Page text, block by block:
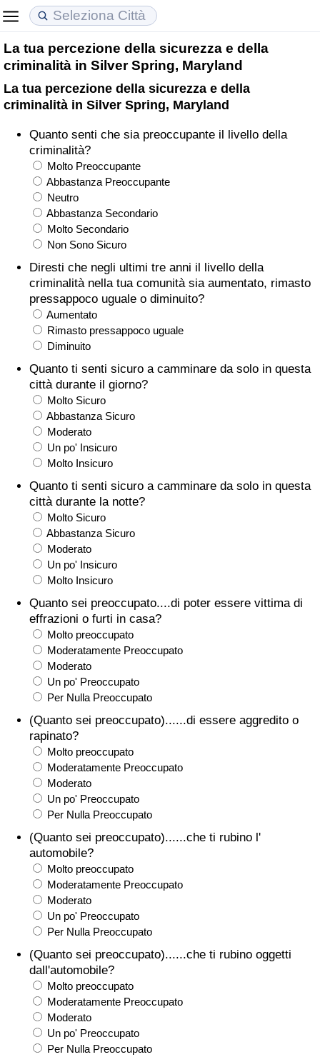
La tua percezione della sicurezza e della
criminalità in Silver Spring, Maryland
La tua percezione della sicurezza e della
criminalità in Silver Spring, Maryland
Quanto senti che sia preoccupante il livello della
criminalità?
Molto Preoccupante
Abbastanza Preoccupante
Neutro
Abbastanza Secondario
Molto Secondario
Non Sono Sicuro
Diresti che negli ultimi tre anni il livello della
criminalità nella tua comunità sia aumentato, rimasto
pressappoco uguale o diminuito?
Aumentato
Rimasto pressappoco uguale
Diminuito
Quanto ti senti sicuro a camminare da solo in questa
città durante il giorno?
Molto Sicuro
Abbastanza Sicuro
Moderato
Un po' Insicuro
Molto Insicuro
Quanto ti senti sicuro a camminare da solo in questa
città durante la notte?
Molto Sicuro
Abbastanza Sicuro
Moderato
Un po' Insicuro
Molto Insicuro
Quanto sei preoccupato....di poter essere vittima di
effrazioni o furti in casa?
Molto preoccupato
Moderatamente Preoccupato
Moderato
Un po' Preoccupato
Per Nulla Preoccupato
(Quanto sei preoccupato)......di essere aggredito o
rapinato?
Molto preoccupato
Moderatamente Preoccupato
Moderato
Un po' Preoccupato
Per Nulla Preoccupato
(Quanto sei preoccupato)......che ti rubino l'
automobile?
Molto preoccupato
Moderatamente Preoccupato
Moderato
Un po' Preoccupato
Per Nulla Preoccupato
(Quanto sei preoccupato)......che ti rubino oggetti
dall'automobile?
Molto preoccupato
Moderatamente Preoccupato
Moderato
Un po' Preoccupato
Per Nulla Preoccupato
Costo della vita
Indice Del Costo Della Vita (corrente)
Indice Del Costo Della Vita
Indice del Costo della Vita per Nazione
ad Aqaba
Prezzi degli immobili
Indice del Prezzo delle Case (Corrente)
Indice del Prezzo delle Case
Indice del Prezzo delle Case per Nazione
Qualità della Vita
Indice della Qualità della Vita
Indice della Qualità della Vita (Corrente)
Indice della qualità della vita per Paese
Criminalità
Indice del Tasso di Criminalità (Corrente)
Indice della Criminalità
Indice di criminalità per paese
Assistenza Sanitaria
Indice dell’Assistenza Sanitaria (Corrente)
Indice dell’Assistenza Sanitaria
Indice dell’Assistenza Sanitaria per
Nazione
Inquinamento
Indice dell’Inquinamento (Corrente)
Indice di inquinamento
Indice dell’Inquinamento per Nazione
Traffico
Indice del Traffico
Indice del traffico (Corrente)
Indice del traffico per Nazione